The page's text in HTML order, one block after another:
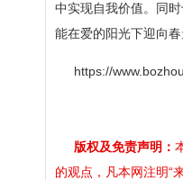
中实现自我价值。同
能在爱的阳光下迎向春
https://
版权及免责声明：
的观点，凡本网注明“